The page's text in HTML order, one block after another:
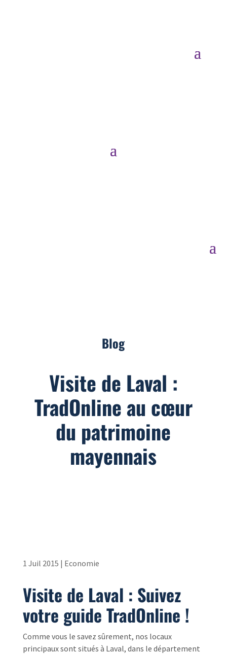
Blog
Visite de Laval :
TradOnline au cœur
du patrimoine
mayennais
1 Juil 2015 | Economie
Visite de Laval : Suivez
votre guide TradOnline !
Comme vous le savez sûrement, nos locaux
principaux sont situés à Laval, dans le département